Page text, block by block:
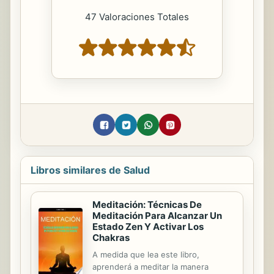
47 Valoraciones Totales
Libros similares de Salud
Meditación: Técnicas De
Meditación Para Alcanzar Un
Estado Zen Y Activar Los
Chakras
A medida que lea este libro,
aprenderá a meditar la manera